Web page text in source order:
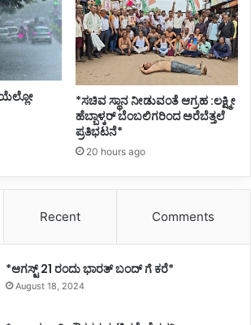
*ಸಚಿವ ಸ್ಥಾನ ನೀಡುವಂತೆ ಆಗ್ರಹ :ಲಕ್ಷ್ಮೀ
ಹೆಬ್ಬಾಳ್ಕರ್ ಬೆಂಬಲಿಗರಿಂದ ಅರೆಬೆತ್ತಲೆ
ಪ್ರತಿಭಟನೆ*
20 hours ago
Recent Comments
*ಆಗಸ್ಟ್ 21 ರಂದು ಭಾರತ್‌ ಬಂದ್‌ ಗೆ ಕರೆ*
August 18, 2024